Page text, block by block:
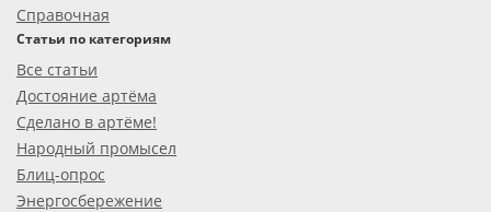
Справочная
Статьи по категориям
Все статьи
Достояние артёма
Сделано в артёме!
Народный промысел
Блиц-опрос
Энергосбережение